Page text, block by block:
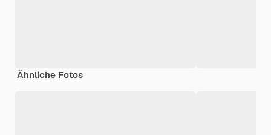
Ähnliche Fotos